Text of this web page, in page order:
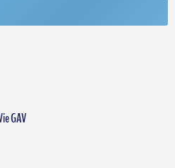
GAV